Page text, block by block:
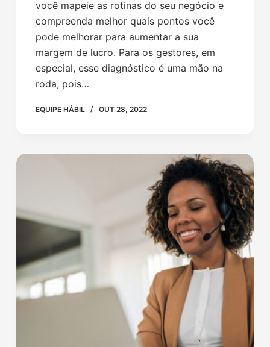
você mapeie as rotinas do seu negócio e
compreenda melhor quais pontos você
pode melhorar para aumentar a sua
margem de lucro. Para os gestores, em
especial, esse diagnóstico é uma mão na
roda, pois…
EQUIPE HÁBIL OUT 28, 2022